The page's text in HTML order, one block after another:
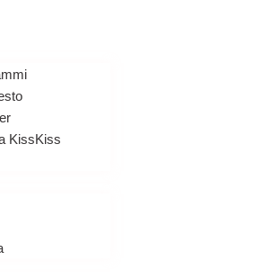
KissKiss